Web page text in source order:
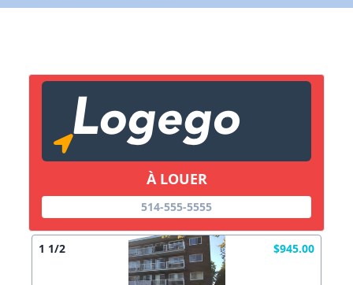
À LOUER
514-555-5555
1 1/2 $945.00
Copier lien
X Fermer Envoyez